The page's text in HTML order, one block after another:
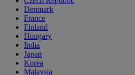
Denmark
France
Finland
Hungary
India
Japan
Korea
Malaysia